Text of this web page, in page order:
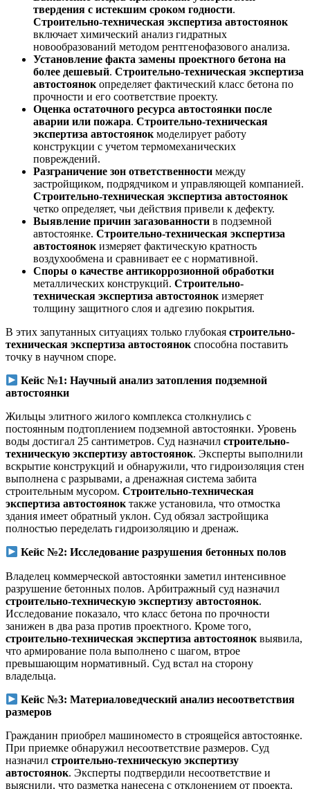
твердения с истекшим сроком годности.
Строительно-техническая экспертиза автостоянок
включает химический анализ гидратных
новообразований методом рентгенофазового анализа.
Установление факта замены проектного бетона на
более дешевый. Строительно-техническая экспертиза
автостоянок определяет фактический класс бетона по
прочности и его соответствие проекту.
Оценка остаточного ресурса автостоянки после
аварии или пожара. Строительно-техническая
экспертиза автостоянок моделирует работу
конструкции с учетом термомеханических
повреждений.
Разграничение зон ответственности между
застройщиком, подрядчиком и управляющей компанией.
Строительно-техническая экспертиза автостоянок
четко определяет, чьи действия привели к дефекту.
Выявление причин загазованности в подземной
автостоянке. Строительно-техническая экспертиза
автостоянок измеряет фактическую кратность
воздухообмена и сравнивает ее с нормативной.
Споры о качестве антикоррозионной обработки
металлических конструкций. Строительно-
техническая экспертиза автостоянок измеряет
толщину защитного слоя и адгезию покрытия.
В этих запутанных ситуациях только глубокая строительно-
техническая экспертиза автостоянок способна поставить
точку в научном споре.
Кейс №1: Научный анализ затопления подземной
автостоянки
Жильцы элитного жилого комплекса столкнулись с
постоянным подтоплением подземной автостоянки. Уровень
воды достигал 25 сантиметров. Суд назначил строительно-
техническую экспертизу автостоянок. Эксперты выполнили
вскрытие конструкций и обнаружили, что гидроизоляция стен
выполнена с разрывами, а дренажная система забита
строительным мусором. Строительно-техническая
экспертиза автостояноктакже установила, что отмостка
здания имеет обратный уклон. Суд обязал застройщика
полностью переделать гидроизоляцию и дренаж.
Кейс №2: Исследование разрушения бетонных полов
Владелец коммерческой автостоянки заметил интенсивное
разрушение бетонных полов. Арбитражный суд назначил
строительно-техническую экспертизу автостоянок.
Исследование показало, что класс бетона по прочности
занижен в два раза против проектного. Кроме того,
строительно-техническая экспертиза автостоянок выявила,
что армирование пола выполнено с шагом, втрое
превышающим нормативный. Суд встал на сторону
владельца.
Кейс №3: Материаловедческий анализ несоответствия
размеров
Гражданин приобрел машиноместо в строящейся автостоянке.
При приемке обнаружил несоответствие размеров. Суд
назначил строительно-техническую экспертизу
автостоянок. Эксперты подтвердили несоответствие и
выяснили, что разметка нанесена с отклонением от проекта.